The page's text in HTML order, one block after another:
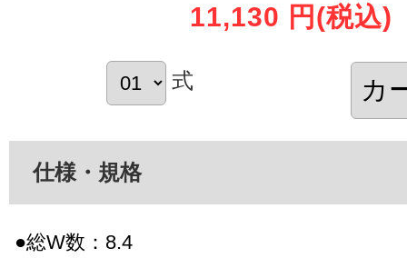
11,130 円 (税込)
式
仕様・規格
●総W数：8.4